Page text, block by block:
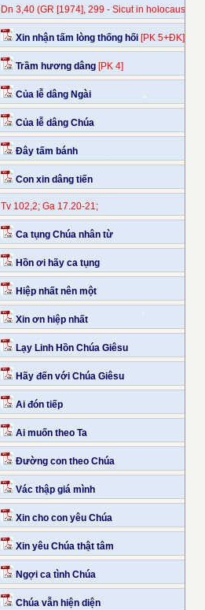
Dn 3,40 (GR [1974], 299 - Sicut in holocausto)
Xin nhận tấm lòng thống hối[PK 5+ĐK]
Trầm hương dâng[PK 4]
Của lễ dâng Ngài
Của lễ dâng Chúa
Đây tấm bánh
Con xin dâng tiến
Tv 102,2; Ga 17.20-21;
Ca tụng Chúa nhân từ
Hồn ơi hãy ca tụng
Hiệp nhất nên một
Xin ơn hiệp nhất
Lạy Linh Hồn Chúa Giêsu
Hãy đến với Chúa Giêsu
Ai đón tiếp
Ai muốn theo Ta
Đường con theo Chúa
Vác thập giá mình
Xin cho con yêu Chúa
Xin yêu Chúa thật tâm
Ngợi ca tình Chúa
Chúa vẫn hiện diện